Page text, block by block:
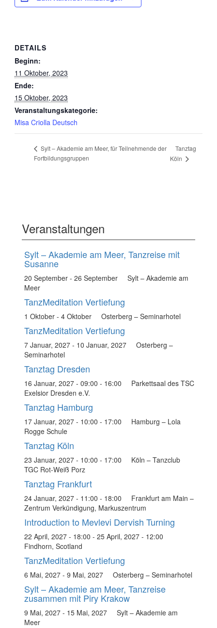
DETAILS
Beginn:
11 Oktober, 2023
Ende:
15 Oktober, 2023
Veranstaltungskategorie:
Misa Criolla Deutsch
Sylt – Akademie am Meer, für Teilnehmende der
Fortbildungsgruppen
Tanztag
Köln
Veranstaltungen
Sylt – Akademie am Meer, Tanzreise mit
Susanne
20 September - 26 September
Sylt – Akademie am
Meer
TanzMeditation Vertiefung
1 Oktober - 4 Oktober Osterberg – Seminarhotel
TanzMeditation Vertiefung
7 Januar, 2027 - 10 Januar, 2027
Osterberg –
Seminarhotel
Tanztag Dresden
16 Januar, 2027 - 09:00 - 16:00
Parkettsaal des TSC
Exelsior Dresden e.V.
Tanztag Hamburg
17 Januar, 2027 - 10:00 - 17:00
Hamburg – Lola
Rogge Schule
Tanztag Köln
23 Januar, 2027 - 10:00 - 17:00
Köln – Tanzclub
TGC Rot-Weiß Porz
Tanztag Frankfurt
24 Januar, 2027 - 11:00 - 18:00
Frankfurt am Main –
Zentrum Verkündigung, Markuszentrum
Introduction to Mevlevi Dervish Turning
22 April, 2027 - 18:00 - 25 April, 2027 - 12:00
Findhorn, Scotland
TanzMeditation Vertiefung
6 Mai, 2027 - 9 Mai, 2027 Osterberg – Seminarhotel
Sylt – Akademie am Meer, Tanzreise
zusammen mit Piry Krakow
9 Mai, 2027 - 15 Mai, 2027
Sylt – Akademie am
Meer